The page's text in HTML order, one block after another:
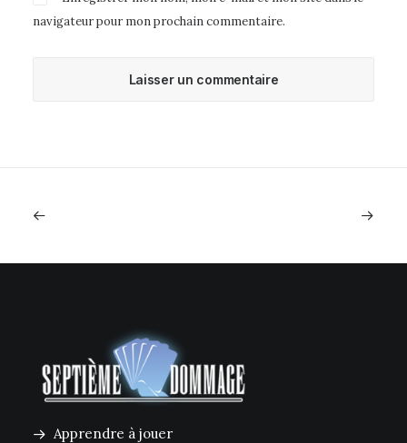
navigateur pour mon prochain commentaire.
Apprendre à jouer